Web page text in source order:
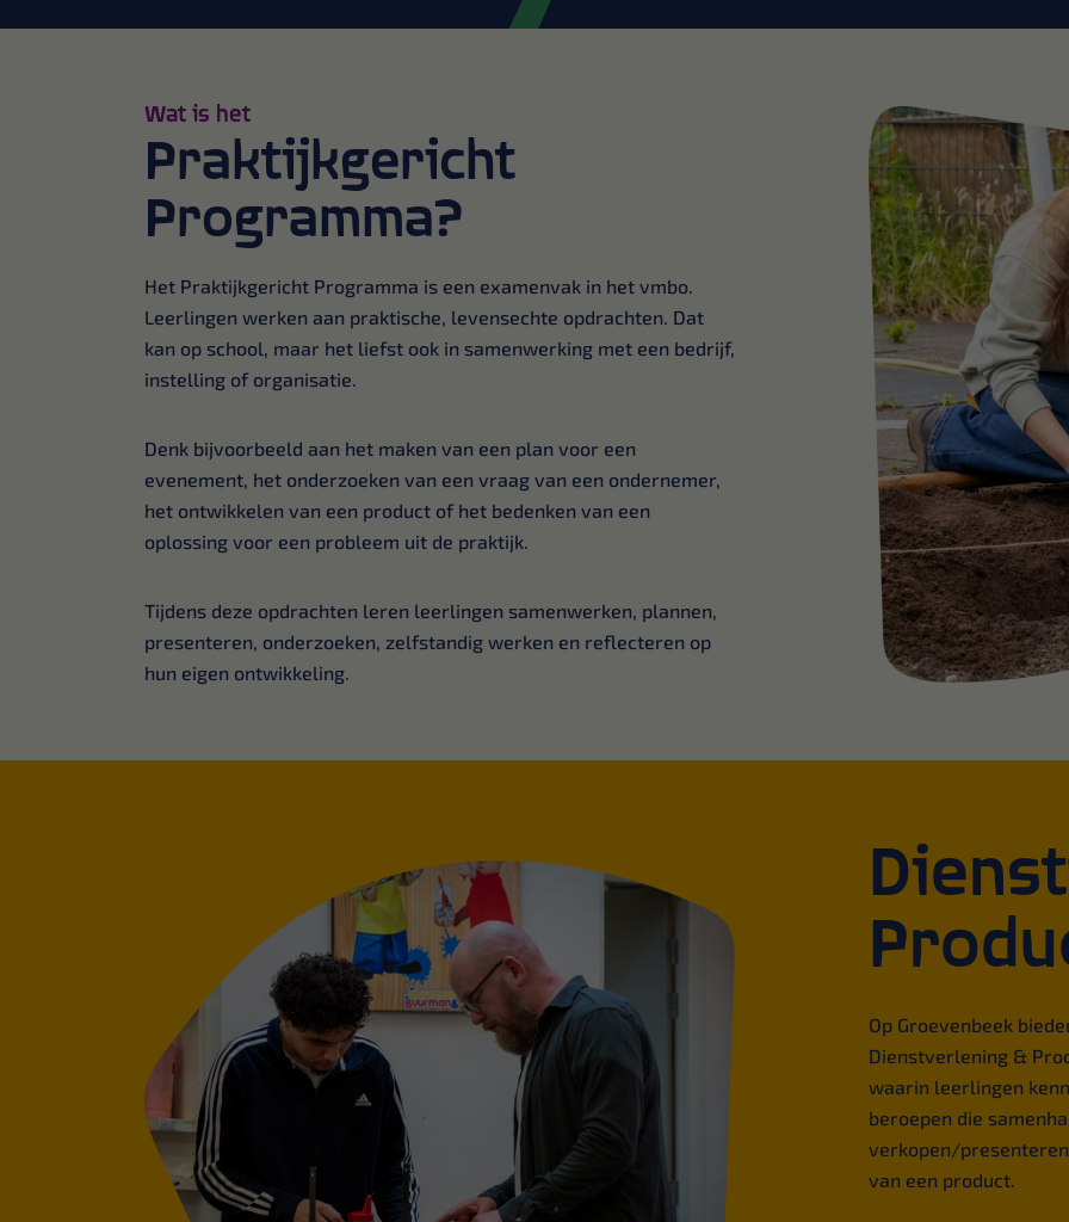
Wat is het
Praktijkgericht
Programma?
Het Praktijkgericht Programma is een examenvak in het vmbo.
Leerlingen werken aan praktische, levensechte opdrachten. Dat
kan op school, maar het liefst ook in samenwerking met een bedrijf,
instelling of organisatie.
Denk bijvoorbeeld aan het maken van een plan voor een
evenement, het onderzoeken van een vraag van een ondernemer,
het ontwikkelen van een product of het bedenken van een
oplossing voor een probleem uit de praktijk.
Tijdens deze opdrachten leren leerlingen samenwerken, plannen,
presenteren, onderzoeken, zelfstandig werken en reflecteren op
hun eigen ontwikkeling.
Op Groevenbeek
Dienstverlening &
waarin leerlingen
beroepen die
verkopen/
van een product.